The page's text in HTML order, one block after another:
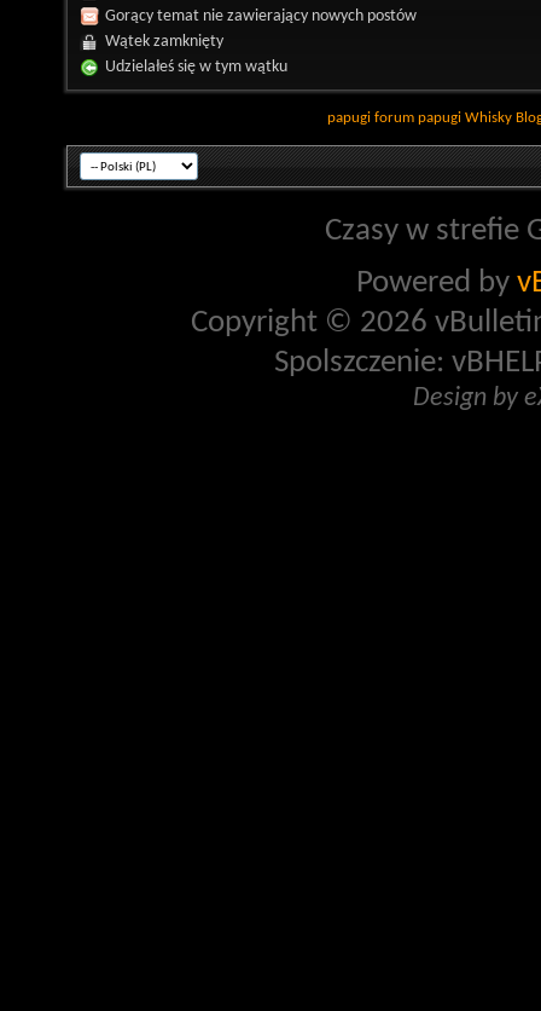
Gorący temat nie zawierający nowych postów
Wątek zamknięty
Udzielałeś się w tym wątku
papugi forum papugi Whisky
Czasy w strefie
Powered by
Copyright © 2026
Spolszczenie:
Design by